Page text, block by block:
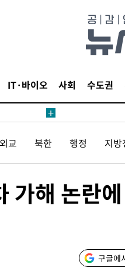
IT·바이오 사회 수도권
구축
어려워"
부 대변인
등 압수수
8월 중 예
교 북한 행정 지
가해 논란
구글에